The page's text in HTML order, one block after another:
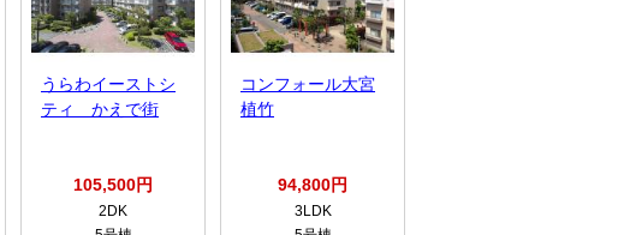
うらわイーストシ
ティ かえで街
105,500円
2DK
コンフォール大宮
植竹
94,800円
3LDK